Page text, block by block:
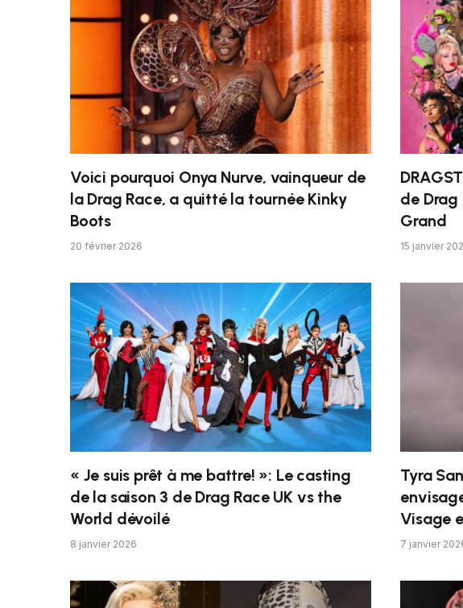
Voici pourquoi Onya Nurve, vainqueur de
la Drag Race, a quitté la tournée Kinky
Boots
20 février 2026
de Drag
Grand
15 janvier
« Je suis prêt à me battre! »: Le casting
de la saison 3 de Drag Race UK vs the
World dévoilé
8 janvier 2026
Tyra
Visage
7 janvier